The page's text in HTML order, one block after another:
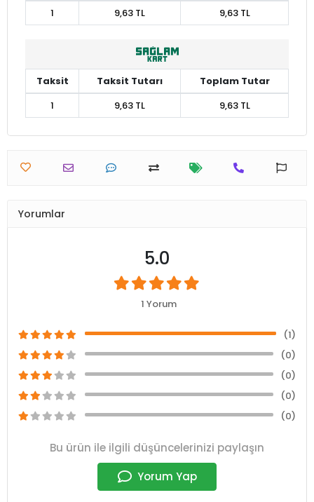
1
9,63 TL 9,63 TL
Taksit Taksit Tutarı
Toplam Tutar
1
9,63 TL 9,63 TL
Yorumlar
5.0
1 Yorum
(1)
(0)
(0)
(0)
(0)
Bu ürün ile ilgili düşüncelerinizi paylaşın
Yorum Yap